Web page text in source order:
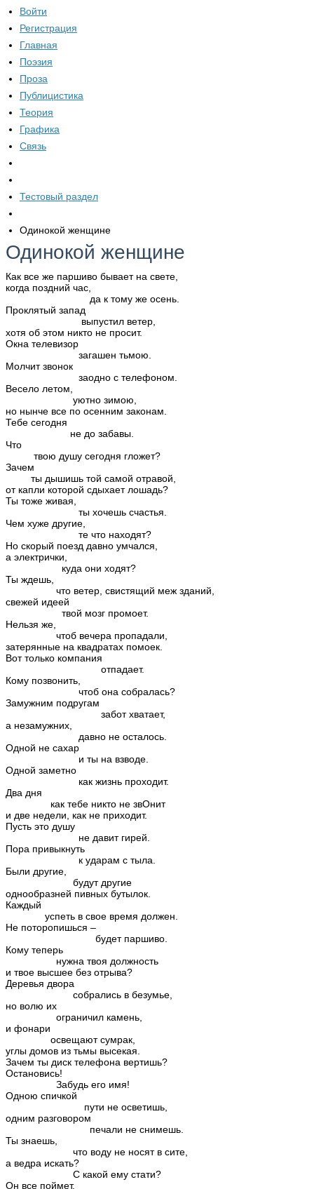
Войти
Регистрация
Главная
Поэзия
Проза
Публицистика
Теория
Графика
Связь
Тестовый раздел
Одинокой женщине
Одинокой женщине
Как все же паршиво бывает на свете,
когда поздний час,
да к тому же осень.
Проклятый запад
выпустил ветер,
хотя об этом никто не просит.
Окна телевизор
загашен тьмою.
Молчит звонок
заодно с телефоном.
Весело летом,
уютно зимою,
но нынче все по осенним законам.
Тебе сегодня
не до забавы.
Что
твою душу сегодня гложет?
Зачем
ты дышишь той самой отравой,
от капли которой сдыхает лошадь?
Ты тоже живая,
ты хочешь счастья.
Чем хуже другие,
те что находят?
Но скорый поезд давно умчался,
а электрички,
куда они ходят?
Ты ждешь,
что ветер, свистящий меж зданий,
свежей идеей
твой мозг промоет.
Нельзя же,
чтоб вечера пропадали,
затерянные на квадратах помоек.
Вот только компания
отпадает.
Кому позвонить,
чтоб она собралась?
Замужним подругам
забот хватает,
а незамужних,
давно не осталось.
Одной не сахар
и ты на взводе.
Одной заметно
как жизнь проходит.
Два дня
как тебе никто не звОнит
и две недели, как не приходит.
Пусть это душу
не давит гирей.
Пора привыкнуть
к ударам с тыла.
Были другие,
будут другие
однообразней пивных бутылок.
Каждый
успеть в свое время должен.
Не поторопишься –
будет паршиво.
Кому теперь
нужна твоя должность
и твое высшее без отрыва?
Деревья двора
собрались в безумье,
но волю их
ограничил камень,
и фонари
освещают сумрак,
углы домов из тьмы высекая.
Зачем ты диск телефона вертишь?
Остановись!
Забудь его имя!
Одною спичкой
пути не осветишь,
одним разговором
печали не снимешь.
Ты знаешь,
что воду не носят в сите,
а ведра искать?
С какой ему стати?
Он все поймет,